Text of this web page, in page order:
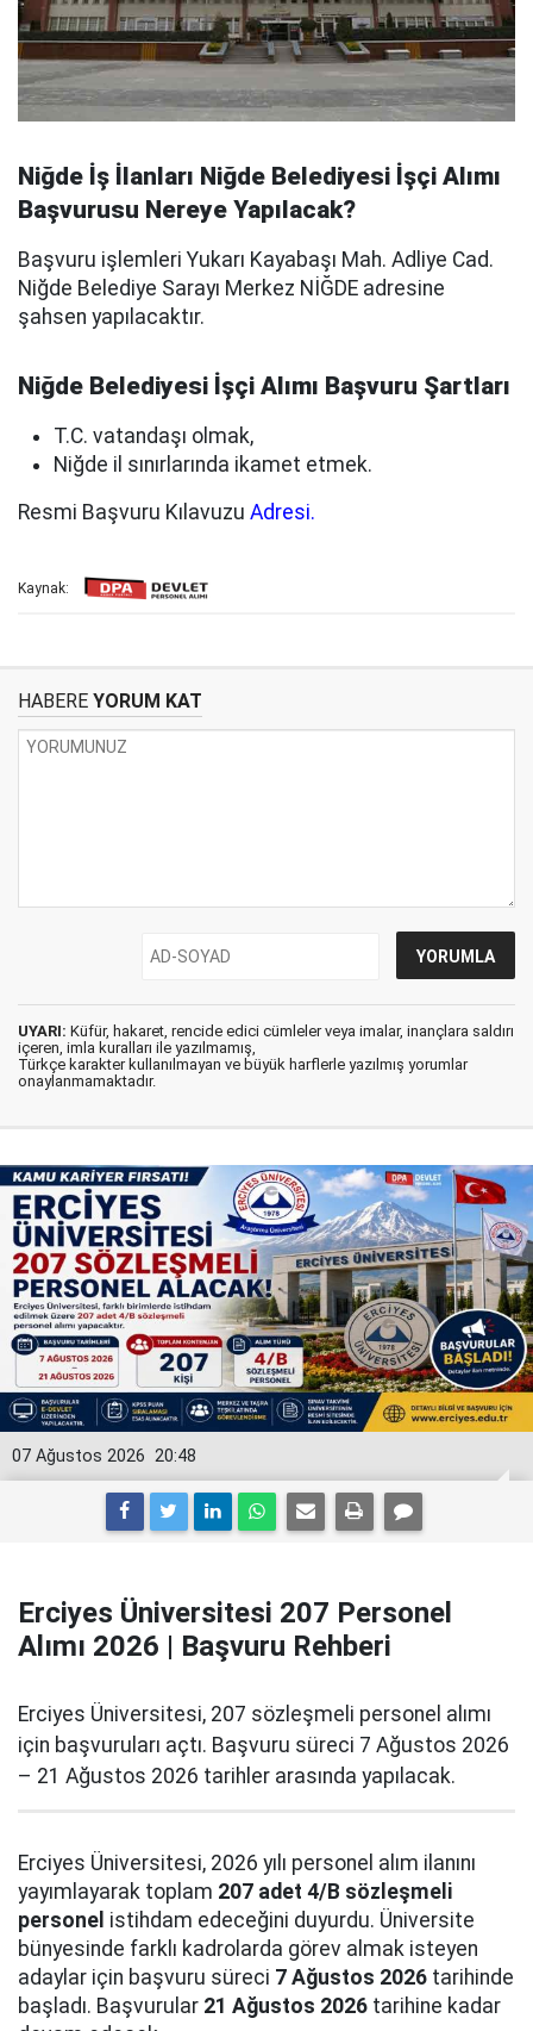
Niğde İş İlanları Niğde Belediyesi İşçi Alımı
Başvurusu Nereye Yapılacak?
Başvuru işlemleri Yukarı Kayabaşı Mah. Adliye Cad.
Niğde Belediye Sarayı Merkez NİĞDE adresine
şahsen yapılacaktır.
Niğde Belediyesi İşçi Alımı Başvuru Şartları
T.C. vatandaşı olmak,
Niğde il sınırlarında ikamet etmek.
Resmi Başvuru Kılavuzu Adresi.
Kaynak:
HABERE YORUM KAT
UYARI: Küfür, hakaret, rencide edici cümleler veya imalar, inançlara saldırı
içeren, imla kuralları ile yazılmamış,
Türkçe karakter kullanılmayan ve büyük harflerle yazılmış yorumlar
onaylanmamaktadır.
20:48
07 Ağustos 2026
Erciyes Üniversitesi 207 Personel
Alımı 2026 | Başvuru Rehberi
Erciyes Üniversitesi, 207 sözleşmeli personel alımı
için başvuruları açtı. Başvuru süreci 7 Ağustos 2026
– 21 Ağustos 2026 tarihler arasında yapılacak.
Erciyes Üniversitesi, 2026 yılı personel alım ilanını
yayımlayarak toplam 207 adet 4/B sözleşmeli
personel istihdam edeceğini duyurdu. Üniversite
bünyesinde farklı kadrolarda görev almak isteyen
adaylar için başvuru süreci 7 Ağustos 2026 tarihinde
başladı. Başvurular 21 Ağustos 2026 tarihine kadar